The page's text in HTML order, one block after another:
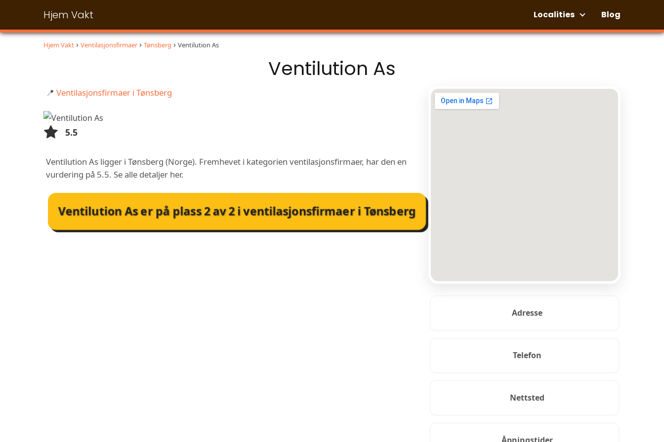
Hjem Vakt Localities Blog
Hjem Vakt Ventilasjonsfirmaer Tønsberg Ventilution As
Ventilution As
📍 Ventilasjonsfirmaer i Tønsberg
5.5
Ventilution As ligger i Tønsberg (Norge). Fremhevet i kategorien ventilasjonsfirmaer, har den en
vurdering på 5.5. Se alle detaljer her.
Ventilution Aser på plass2av2iventilasjonsfirmaer i Tønsberg
Adresse
Telefon
Nettsted